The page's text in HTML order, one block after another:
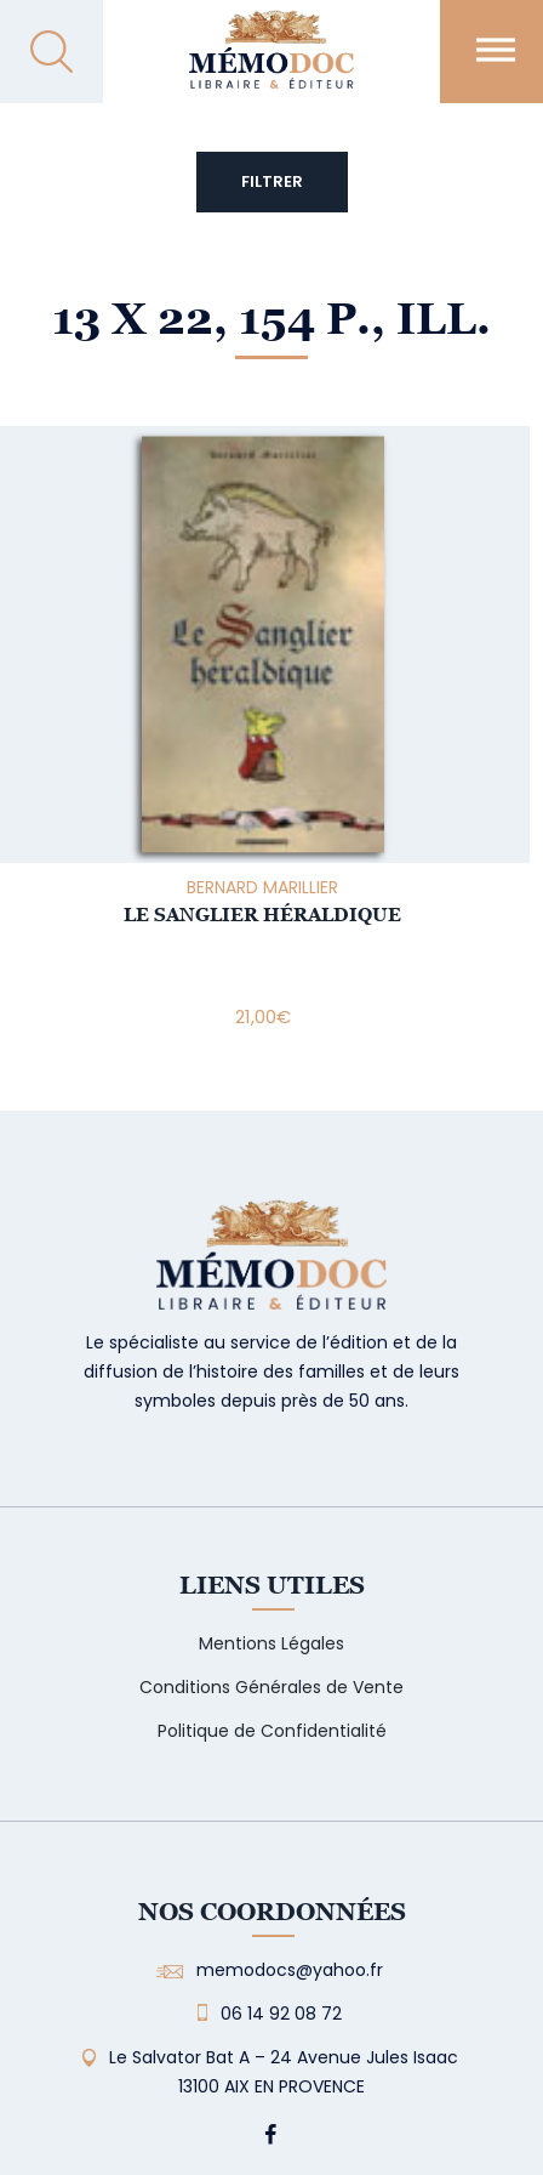
13 X 22, 154 P., ILL.
BERNARD MARILLIER
LE SANGLIER HÉRALDIQUE
21,00€
FILTRER
Le spécialiste au service de l’édition et de la
diffusion de l’histoire des familles et de leurs
symboles depuis près de 50 ans.
LIENS UTILES
Mentions Légales
Conditions Générales de Vente
Politique de Confidentialité
NOS COORDONNÉES
memodocs@yahoo.fr
06 14 92 08 72
Le Salvator Bat A – 24 Avenue Jules Isaac
13100 AIX EN PROVENCE